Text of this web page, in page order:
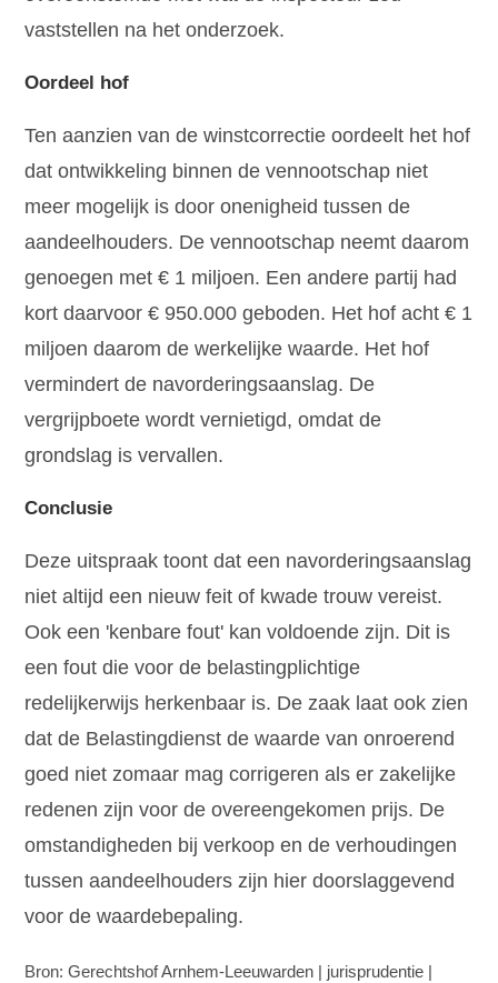
vaststellen na het onderzoek.
Oordeel hof
Ten aanzien van de winstcorrectie oordeelt het hof
dat ontwikkeling binnen de vennootschap niet
meer mogelijk is door onenigheid tussen de
aandeelhouders. De vennootschap neemt daarom
genoegen met € 1 miljoen. Een andere partij had
kort daarvoor € 950.000 geboden. Het hof acht € 1
miljoen daarom de werkelijke waarde. Het hof
vermindert de navorderingsaanslag. De
vergrijpboete wordt vernietigd, omdat de
grondslag is vervallen.
Conclusie
Deze uitspraak toont dat een navorderingsaanslag
niet altijd een nieuw feit of kwade trouw vereist.
Ook een 'kenbare fout' kan voldoende zijn. Dit is
een fout die voor de belastingplichtige
redelijkerwijs herkenbaar is. De zaak laat ook zien
dat de Belastingdienst de waarde van onroerend
goed niet zomaar mag corrigeren als er zakelijke
redenen zijn voor de overeengekomen prijs. De
omstandigheden bij verkoop en de verhoudingen
tussen aandeelhouders zijn hier doorslaggevend
voor de waardebepaling.
Bron: Gerechtshof Arnhem-Leeuwarden | jurisprudentie |